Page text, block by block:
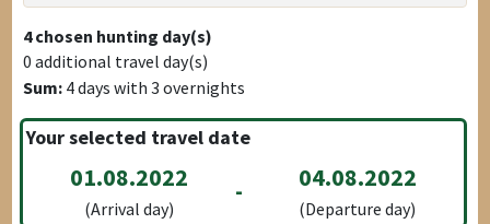
4chosen hunting day(s)
0 additional travel day(s)
Sum: 4days with3 overnights
Your selected travel date
01.08.2022
(Arrival day)
- 04.08.2022
(Departure day)